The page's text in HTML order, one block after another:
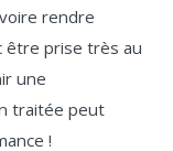
rendre
être prise très au
une
traitée peut
!